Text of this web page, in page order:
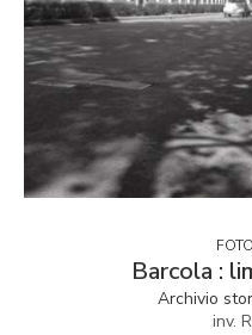
Barcola :
Archivio
inv.